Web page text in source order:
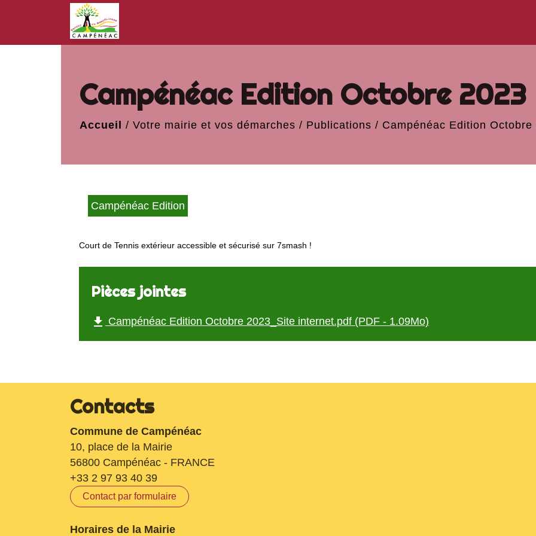
Campénéac Edition Octobre 2023
Accueil / Votre mairie et vos démarches / Publications / Campénéac Edition Octobre
Campénéac Edition
Court de Tennis extérieur accessible et sécurisé sur 7smash !
Pièces jointes
file_download Campénéac Edition Octobre 2023_Site internet.pdf (PDF - 1.09Mo)
Contacts
Commune de Campénéac
10, place de la Mairie
56800 Campénéac - FRANCE
+33 2 97 93 40 39
Contact par formulaire
Horaires de la Mairie